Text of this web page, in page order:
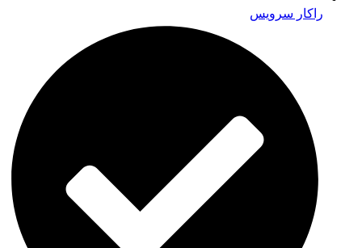
راکار سرویس